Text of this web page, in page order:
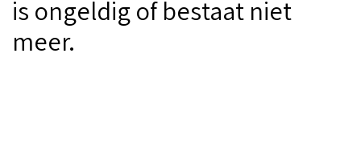
is ongeldig of bestaat niet
meer.